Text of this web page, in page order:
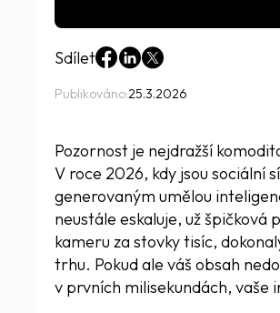
Sdílet
Publikováno:25.3.2026
Pozornost je nejdražší
V roce 2026, kdy jsou sociální
generovaným umělou
neustále eskaluje, už
kameru za stovky tisíc,
trhu. Pokud ale váš obsah
v prvních milisekundách, vaše